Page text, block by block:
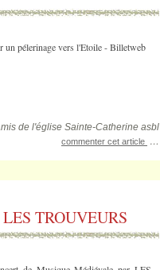
un pélerinage vers l'Etoile - Billetweb
de l'église Sainte-Catherine asbl
commenter cet article …
TROUVEURS